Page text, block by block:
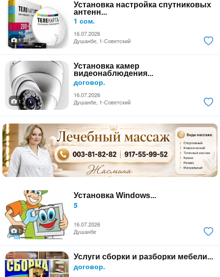
Установка настройка спутниковых
антенн...
1 сом.
16.07.2026
1
Душанбе, 1-Советский
Установка камер
видеонаблюдения...
договор.
16.07.2026
1
Душанбе, 1-Советский
Установка Windows...
5
16.07.2026
1
Душанбе
Услуги сборки и разборки мебели...
договор.